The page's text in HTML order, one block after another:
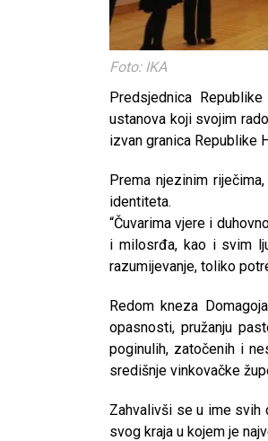
Foto: IKA
Predsjednica
ustanova koji svojim
izvan granica Republike
Prema njezinim
identiteta.
“Čuvarima vjere i
i milosrđa, kao i svim
razumijevanje, toliko
Redom kneza
opasnosti, pružanju
poginulih, zatočenih i
središnje vinkovačke
Zahvalivši se u ime svih
svog kraja u kojem je